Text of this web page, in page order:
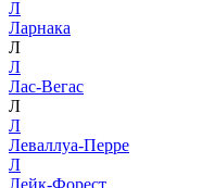
Л
Ларнака
Л
Л
Лас-Вегас
Л
Л
Леваллуа-Перре
Л
Лейк-Форест